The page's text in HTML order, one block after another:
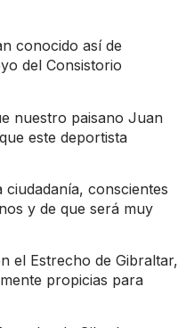
conocido así de
del Consistorio
nuestro paisano Juan
este deportista
conscientes
y de que será muy
el Estrecho de Gibraltar,
propicias para